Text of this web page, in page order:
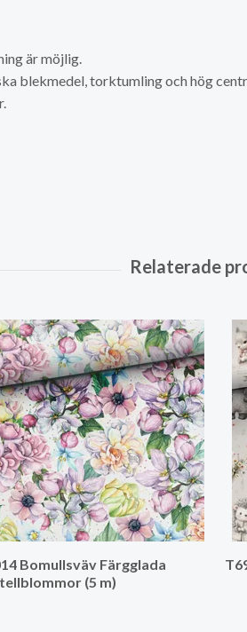
är möjlig.
blekmedel, torktumling och hög
Bomullsväv Färgglada
(5 m)